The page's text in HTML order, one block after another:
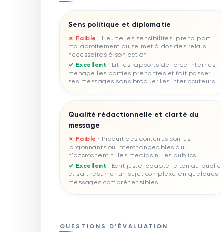
Sens politique et diplomatie
✗ Faible · Heurte les sensibilités, prend parti
maladroitement ou se met à dos des relais
nécessaires à son action.
✓ Excellent · Lit les rapports de force internes,
ménage les parties prenantes et fait passer
ses messages sans braquer les interlocuteurs.
Qualité rédactionnelle et clarté du
message
✗ Faible · Produit des contenus confus,
jargonnants ou interchangeables qui
n'accrochent ni les médias ni les publics.
✓ Excellent · Écrit juste, adapte le ton au public
et sait résumer un sujet complexe en quelques
messages compréhensibles.
QUESTIONS D'ÉVALUATION